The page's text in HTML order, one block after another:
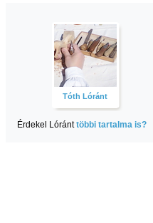
Tóth Lóránt
Érdekel Lóránttöbbi tartalma is?